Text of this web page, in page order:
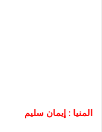
المنيا : إيمان سليم